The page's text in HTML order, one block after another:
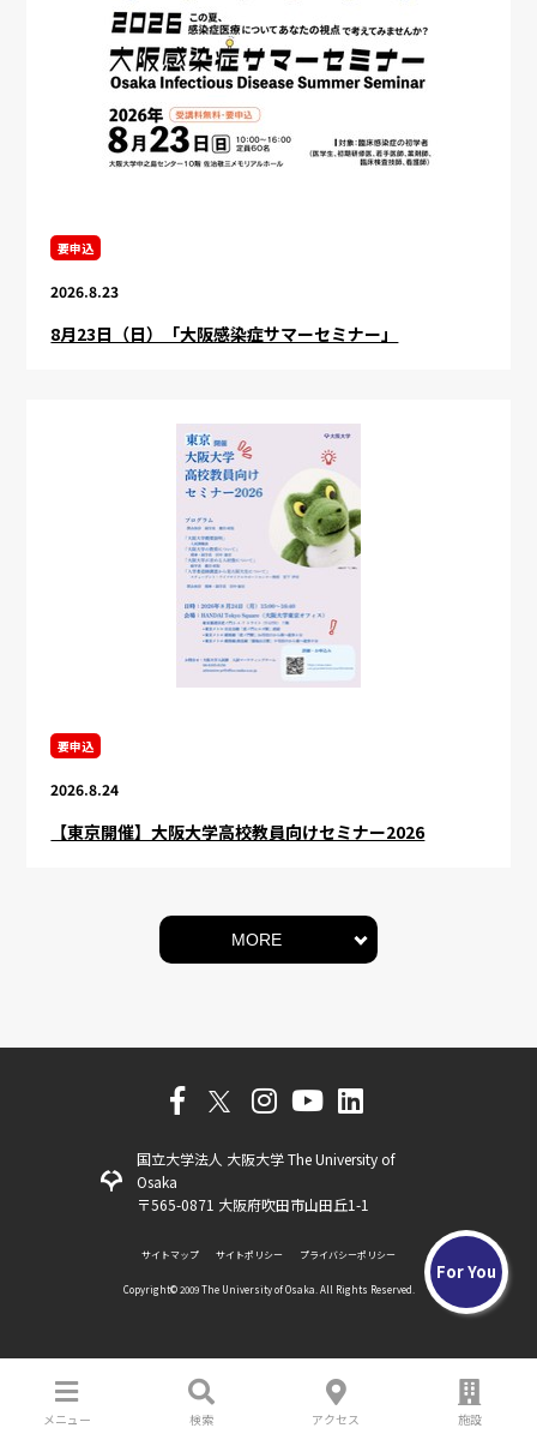
メニュー 検索 アクセス 施設
For You
要申込
2026.8.23
8月23日（日）「大阪感染症サマーセミナー」
要申込
2026.8.24
【東京開催】大阪大学高校教員向けセミナー2026
MORE
国立大学法人 大阪大学 The University of
Osaka
〒565-0871 大阪府吹田市山田丘1-1
サイトマップ サイトポリシー プライバシーポリシー
Copyright©️ 2009 The University of Osaka. All Rights Reserved.